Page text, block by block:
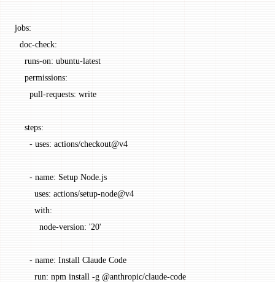
jobs:
  doc-check
:
    runs-on
: ubuntu-latest
    permissions
:
      pull-requests
: write
    steps
:
      -
uses: actions/checkout@v4
      -
name: Setup Node.js
        uses
: actions/setup-node@v4
        with
:
          node-version
: '20'
      -
name: Install Claude Code
        run
: npm install -g @anthropic/claude-code